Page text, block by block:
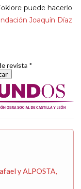
puede hacerlo
Joaquín Díaz
revista *
y ALPOSTA,